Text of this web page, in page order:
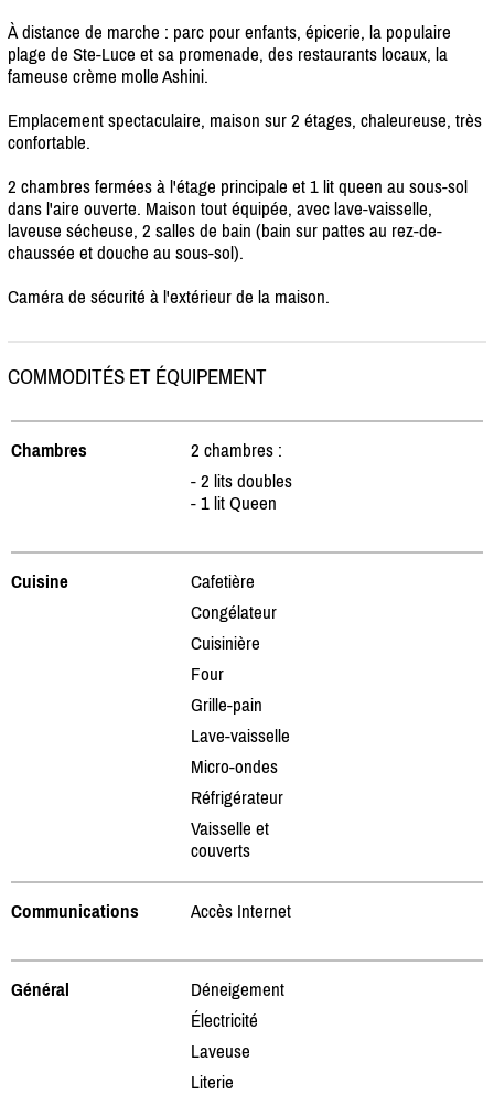
À distance de marche : parc pour enfants, épicerie, la populaire
plage de Ste-Luce et sa promenade, des restaurants locaux, la
fameuse crème molle Ashini.
Emplacement spectaculaire, maison sur 2 étages, chaleureuse, très
confortable.
2 chambres fermées à l'étage principale et 1 lit queen au sous-sol
dans l'aire ouverte. Maison tout équipée, avec lave-vaisselle,
laveuse sécheuse, 2 salles de bain (bain sur pattes au rez-de-
chaussée et douche au sous-sol).
Caméra de sécurité à l'extérieur de la maison.
COMMODITÉS ET ÉQUIPEMENT
Chambres
2 chambres :
- 2 lits doubles
- 1 lit Queen
Cuisine
Cafetière
Congélateur
Cuisinière
Four
Grille-pain
Lave-vaisselle
Micro-ondes
Réfrigérateur
Vaisselle et
couverts
Communications Accès Internet
Général
Déneigement
Électricité
Laveuse
Literie